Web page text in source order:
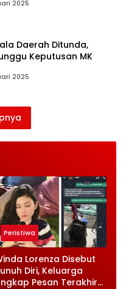
2025
Daerah Ditunda,
Keputusan MK
2025
Peristiwa
Lorenza Disebut
Diri, Keluarga
Pesan Terakhir